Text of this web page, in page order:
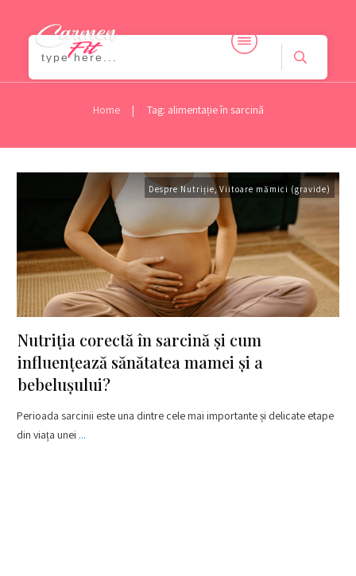
Home | Tag: alimentație în sarcină
Despre Nutriție,Viitoare mămici (gravide)
Nutriția corectă în sarcină și cum
influențează sănătatea mamei și a
bebelușului?
Perioada sarcinii este una dintre cele mai importante și delicate etape
din viața unei ...